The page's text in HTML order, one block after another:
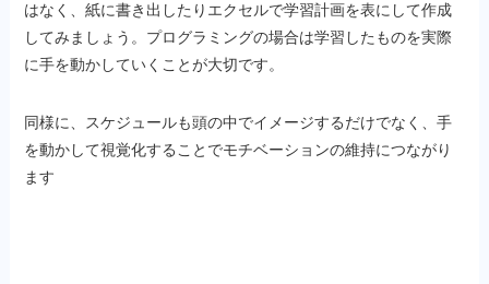
はなく、紙に書き出したりエクセルで学習計画を表にして作成
してみましょう。プログラミングの場合は学習したものを実際
に手を動かしていくことが大切です。
同様に、スケジュールも頭の中でイメージするだけでなく、手
を動かして視覚化することでモチベーションの維持につながり
ます